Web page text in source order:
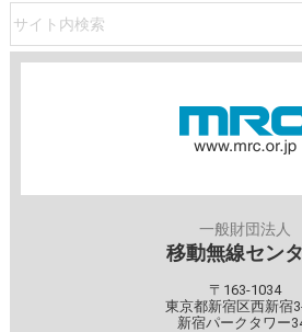
サイト内検索
一般財団法人
移動無線セン
〒163-1034
東京都新宿区西新宿
新宿パークタワー